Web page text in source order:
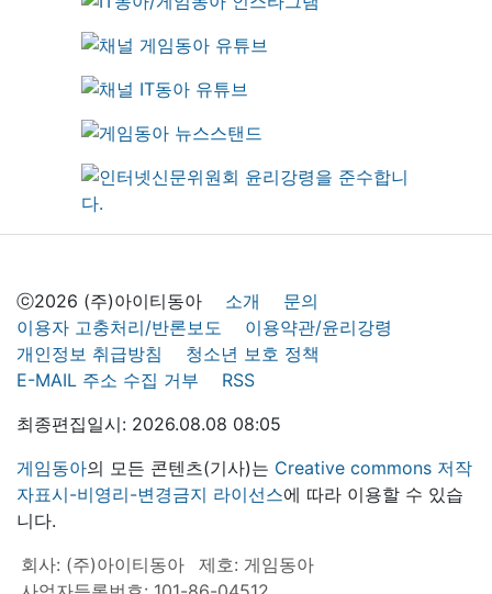
ⓒ2026 (주)아이티동아 소개
문의
이용자 고충처리/반론보도
이용약관/윤리강령
개인정보 취급방침
청소년 보호 정책
E-MAIL 주소 수집 거부
RSS
최종편집일시: 2026.08.08 08:05
게임동아의 모든 콘텐츠(기사)는 Creative commons 저작
자표시-비영리-변경금지 라이선스에 따라 이용할 수 있습
니다.
회사: (주)아이티동아
제호: 게임동아